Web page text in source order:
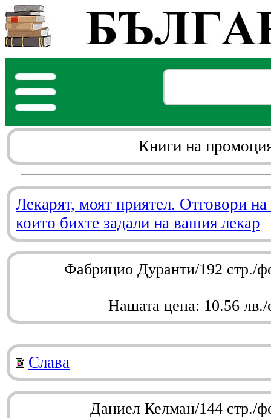
Книги на
Лекарят, моят приятел. Отговори
които бихте задали на вашия лекар
Фабрицио Дуранти/192 стр./
Нашата цена: 10.56 лв./
Слава
Даниел Келман/144 стр./